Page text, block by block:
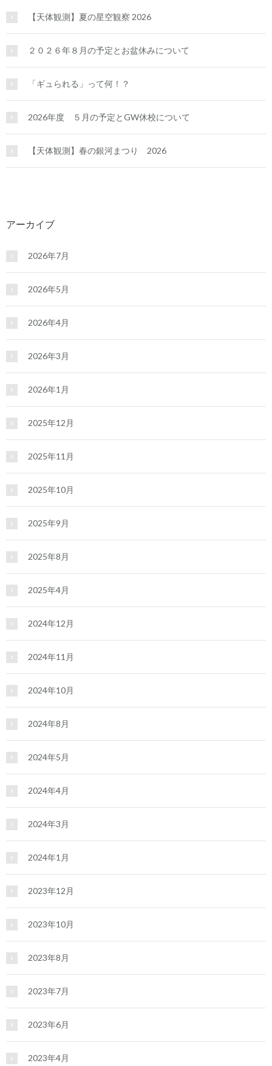
【天体観測】夏の星空観察 2026
２０２６年８月の予定とお盆休みについて
「ギュられる」って何！？
2026年度 ５月の予定とGW休校について
【天体観測】春の銀河まつり 2026
アーカイブ
2026年7月
2026年5月
2026年4月
2026年3月
2026年1月
2025年12月
2025年11月
2025年10月
2025年9月
2025年8月
2025年4月
2024年12月
2024年11月
2024年10月
2024年8月
2024年5月
2024年4月
2024年3月
2024年1月
2023年12月
2023年10月
2023年8月
2023年7月
2023年6月
2023年4月